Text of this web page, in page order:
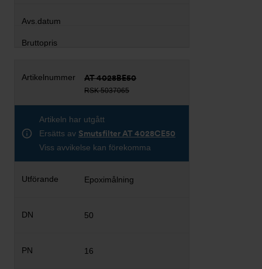
AT 4028BE50
RSK 5037065
Artikeln har utgått
Ersätts av Smutsfilter AT 4028CE50
Viss avvikelse kan förekomma
Epoximålning
50
16